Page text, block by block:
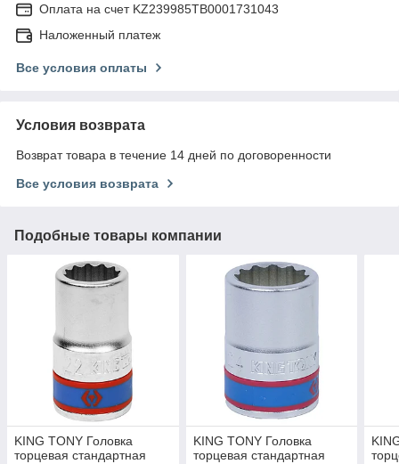
Оплата на счет KZ239985TB0001731043
Наложенный платеж
Все условия оплаты
Условия возврата
Возврат товара в течение 14 дней по договоренности
Все условия возврата
Подобные товары компании
KING TONY Головка
торцевая стандартная
KING TONY Головка
торцевая стандартная